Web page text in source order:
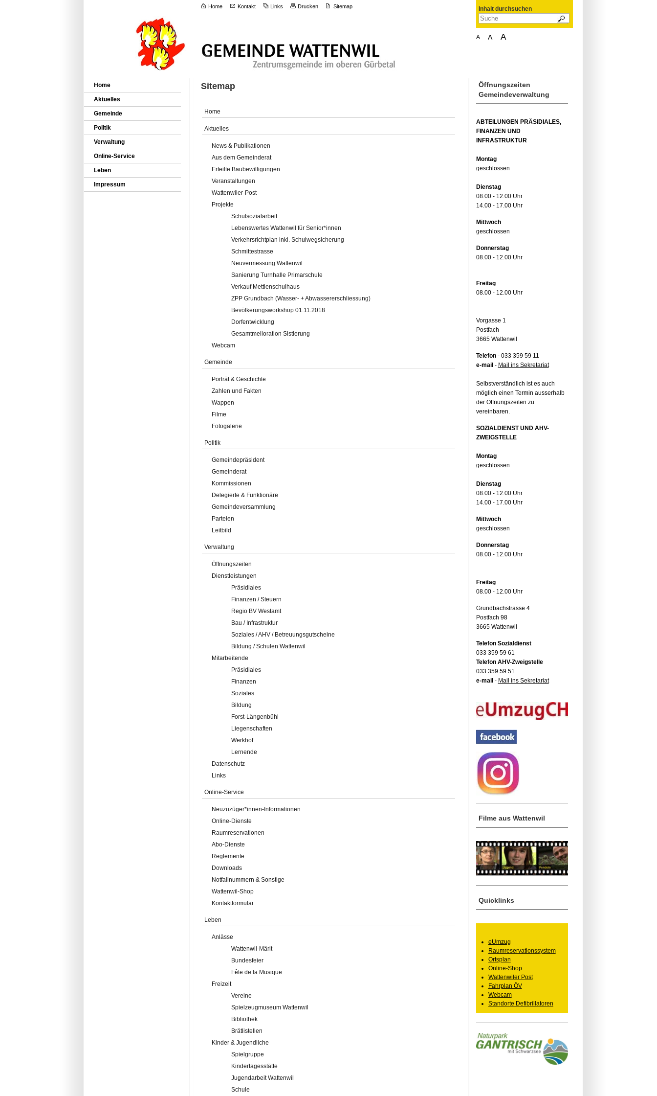
Home Kontakt Links Drucken Sitemap Inhalt durchsuchen
A A A
Home
Aktuelles
Gemeinde
Politik
Verwaltung
Online-Service
Leben
Impressum
Sitemap
Home
Aktuelles
News & Publikationen
Aus dem Gemeinderat
Erteilte Baubewilligungen
Veranstaltungen
Wattenwiler-Post
Projekte
Schulsozialarbeit
Lebenswertes Wattenwil für Senior*innen
Verkehrsrichtplan inkl. Schulwegsicherung
Schmittestrasse
Neuvermessung Wattenwil
Sanierung Turnhalle Primarschule
Verkauf Mettlenschulhaus
ZPP Grundbach (Wasser- + Abwassererschliessung)
Bevölkerungsworkshop 01.11.2018
Dorfentwicklung
Gesamtmelioration Sistierung
Webcam
Gemeinde
Porträt & Geschichte
Zahlen und Fakten
Wappen
Filme
Fotogalerie
Politik
Gemeindepräsident
Gemeinderat
Kommissionen
Delegierte & Funktionäre
Gemeindeversammlung
Parteien
Leitbild
Verwaltung
Öffnungszeiten
Dienstleistungen
Präsidiales
Finanzen / Steuern
Regio BV Westamt
Bau / Infrastruktur
Soziales / AHV / Betreuungsgutscheine
Bildung / Schulen Wattenwil
Mitarbeitende
Präsidiales
Finanzen
Soziales
Bildung
Forst-Längenbühl
Liegenschaften
Werkhof
Lernende
Datenschutz
Links
Online-Service
Neuzuzüger*innen-Informationen
Online-Dienste
Raumreservationen
Abo-Dienste
Reglemente
Downloads
Notfallnummern & Sonstige
Wattenwil-Shop
Kontaktformular
Leben
Anlässe
Wattenwil-Märit
Bundesfeier
Fête de la Musique
Freizeit
Vereine
Spielzeugmuseum Wattenwil
Bibliothek
Brätlistellen
Kinder & Jugendliche
Spielgruppe
Kindertagesstätte
Jugendarbeit Wattenwil
Schule
Öffnungszeiten
Gemeindeverwaltung
ABTEILUNGEN PRÄSIDIALES,
FINANZEN UND
INFRASTRUKTUR
Montag
geschlossen
Dienstag
08.00 - 12.00 Uhr
14.00 - 17.00 Uhr
Mittwoch
geschlossen
Donnerstag
08.00 - 12.00 Uhr
Freitag
08.00 - 12.00 Uhr
Vorgasse 1
Postfach
3665 Wattenwil
Telefon- 033 359 59 11
e-mail - Mail ins Sekretariat
Selbstverständlich ist es auch
möglich einen Termin ausserhalb
der Öffnungszeiten zu
vereinbaren.
SOZIALDIENST UND AHV-
ZWEIGSTELLE
Montag
geschlossen
Dienstag
08.00 - 12.00 Uhr
14.00 - 17.00 Uhr
Mittwoch
geschlossen
Donnerstag
08.00 - 12.00 Uhr
Freitag
08.00 - 12.00 Uhr
Grundbachstrasse 4
Postfach 98
3665 Wattenwil
Telefon Sozialdienst
033 359 59 61
Telefon AHV-Zweigstelle
033 359 59 51
e-mail - Mail ins Sekretariat
Filme aus Wattenwil
Quicklinks
eUmzug
Raumreservationssystem
Ortsplan
Online-Shop
Wattenwiler Post
Fahrplan ÖV
Webcam
Standorte Defibrillatoren